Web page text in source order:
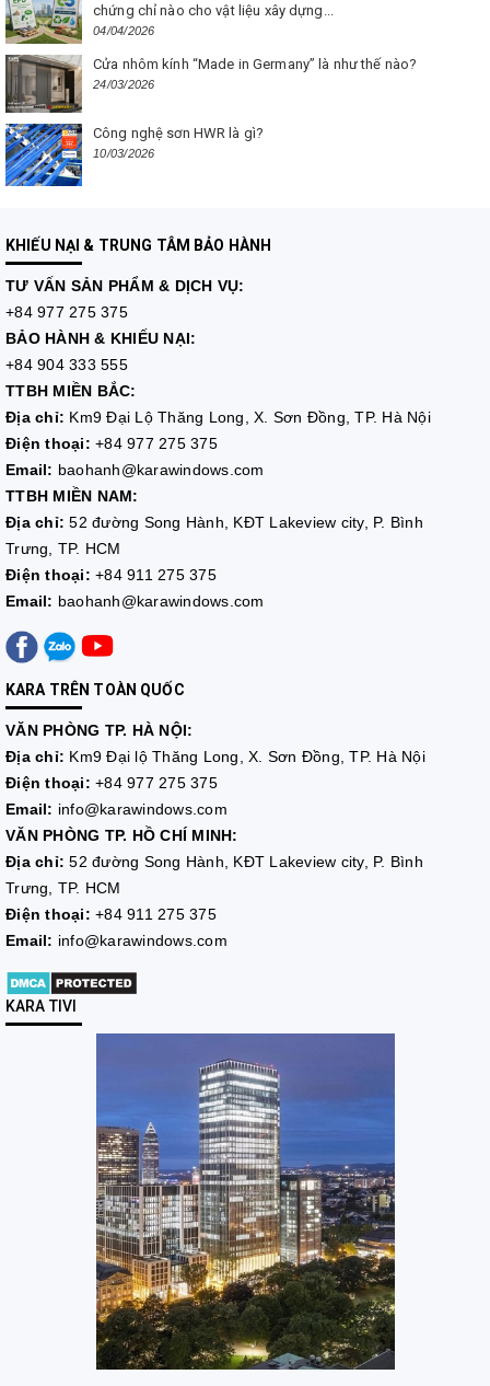
chứng chỉ nào cho vật liệu xây dựng...
04/04/2026
Cửa nhôm kính “Made in Germany” là như thế nào?
24/03/2026
Công nghệ sơn HWR là gì?
10/03/2026
KHIẾU NẠI & TRUNG TÂM BẢO HÀNH
TƯ VẤN SẢN PHẨM & DỊCH VỤ:
+84 977 275 375
BẢO HÀNH & KHIẾU NẠI:
+84 904 333 555
TTBH MIỀN BẮC:
Địa chỉ: Km9 Đại Lộ Thăng Long, X. Sơn Đồng, TP. Hà Nội
Điện thoại: +84 977 275 375
Email: baohanh@karawindows.com
TTBH MIỀN NAM:
Địa chỉ: 52 đường Song Hành, KĐT Lakeview city, P. Bình
Trưng, TP. HCM
Điện thoại: +84 911 275 375
Email: baohanh@karawindows.com
KARA TRÊN TOÀN QUỐC
VĂN PHÒNG TP. HÀ NỘI:
Địa chỉ: Km9 Đại lộ Thăng Long, X. Sơn Đồng, TP. Hà Nội
Điện thoại: +84 977 275 375
Email: info@karawindows.com
VĂN PHÒNG TP. HỒ CHÍ MINH:
Địa chỉ:52 đường Song Hành, KĐT Lakeview city, P. Bình
Trưng, TP. HCM
Điện thoại: +84 911 275 375
Email: info@karawindows.com
KARA TIVI